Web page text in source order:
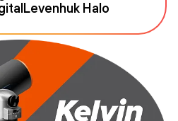
Levenhuk Halo